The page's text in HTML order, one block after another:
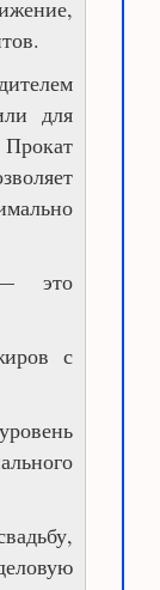
для
это
с